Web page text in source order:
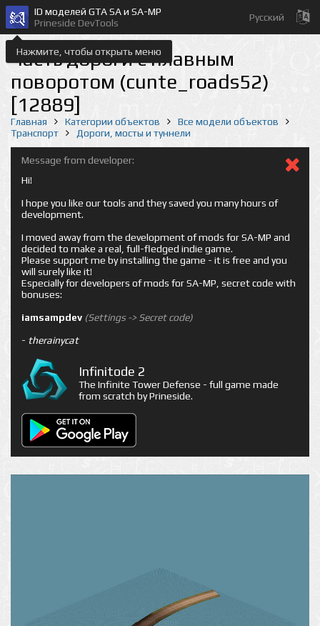
Нажмите, чтобы открыть меню
ID моделей GTA SA и SA-MP
Prineside DevTools
Русский
Часть дороги с плавным
поворотом (cunte_roads52)
[12889]
Главная Категории объектов
Все модели объектов
Транспорт
Дороги, мосты и туннели
Message from developer:
Hi!
I hope you like our tools and they saved you many hours of
development.
I moved away from the development of mods for SA-MP and
decided to make a real, full-fledged indie game.
Please support me by installing the game - it is free and you
will surely like it!
Especially for developers of mods for SA-MP, secret code with
bonuses:
iamsampdev (Settings -> Secret code)
- therainycat
Infinitode 2
The Infinite Tower Defense - full game made
from scratch by Prineside.